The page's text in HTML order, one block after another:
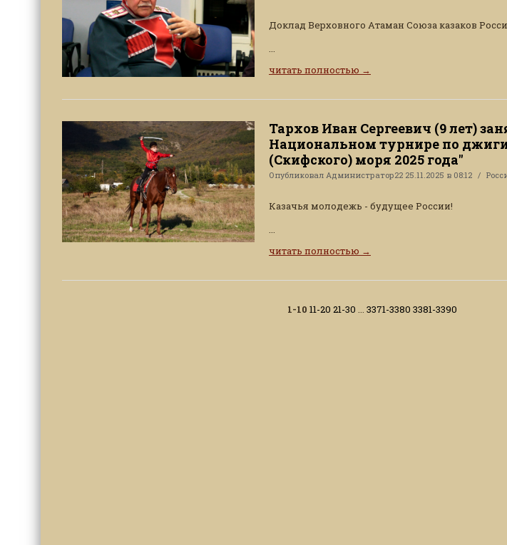
Доклад Верховного Атаман Союза казаков
читать полностью →
Тархов Иван Сергеевич (9 лет)
Национальном турнире по
(Скифского) моря 2025 года"
Опубликовал Администратор22 25.11.2025 в 08:12
Казачья молодежь - будущее России!
читать полностью →
1-10 11-20 21-30 3371-3380 3381-3390